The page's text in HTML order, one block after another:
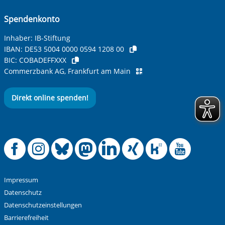
Betreff ihrer Anfrage
Ihre Nachricht*
Anti-Roboter-Verifizierung
Alle Informationen zum Schutz der Daten sind sind in
Spendenkonto
Inhaber: IB-Stiftung
IBAN: DE53 5004 0000 0594 1208 00
BIC: COBADEFFXXX
Commerzbank AG, Frankfurt am Main
Direkt online spenden!
Offizielle
Offizielle
Offizielle
Offizielle
Offizielle
Impressum
Datenschutz
Datenschutzeinstellungen
Barrierefreiheit